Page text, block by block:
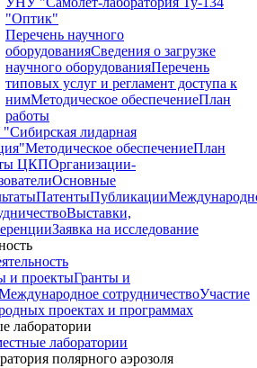
"Оптик"
Перечень научного
оборудованияСведения о загрузке
научного оборудованияПеречень
типовых услуг и регламент доступа к
нимМетодическое обеспечениеПлан
работы
лидарная
Методическое обеспечениеПлан
ЦКПОрганизации-
Основные
ПатентыПубликации
Выставки,
Заявка на исследование
и проектыГранты и
сотрудничествоУчастие
проектах и программах
лаборатории
лаборатории
полярного аэрозоля